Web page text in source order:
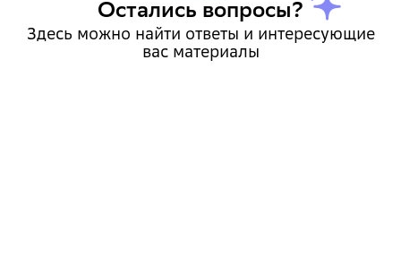
Остались вопросы?
Здесь можно найти ответы и интересующие
вас материалы